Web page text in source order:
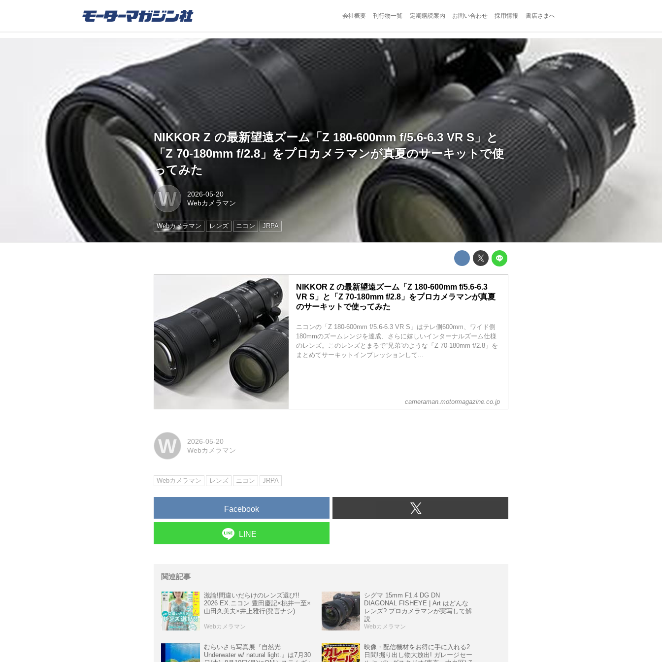
会社概要 刊行物一覧 定期購読案内 お問い合わせ 採用情報 書店さまへ
NIKKOR Z の最新望遠ズーム「Z 180-600mm f/5.6-6.3 VR S」と
「Z 70-180mm f/2.8」をプロカメラマンが真夏のサーキットで使
ってみた
W
2026-05-20
Webカメラマン
Webカメラマン レンズ ニコン JRPA
NIKKOR Z の最新望遠ズーム「Z 180-600mm f/5.6-6.3
VR S」と「Z 70-180mm f/2.8」をプロカメラマンが真夏
のサーキットで使ってみた
ニコンの「Z 180-600mm f/5.6-6.3 VR S」はテレ側600mm、ワイド側
180mmのズームレンジを達成、さらに嬉しいインターナルズーム仕様
のレンズ。このレンズとまるで“兄弟”のような「Z 70-180mm f/2.8」を
まとめてサーキットインプレッションして...
cameraman.motormagazine.co.jp
W
2026-05-20
Webカメラマン
Webカメラマン レンズ ニコン JRPA
Facebook
LINE
関連記事
激論!間違いだらけのレンズ選び!!
2026 EX.ニコン 豊田慶記×桃井一至×
山田久美夫×井上雅行(発言ナシ)
Webカメラマン
シグマ 15mm F1.4 DG DN
DIAGONAL FISHEYE | Art はどんな
レンズ? プロカメラマンが実写して解
説
Webカメラマン
むらいさち写真展『自然光
Underwater w/ natural light.』は7月30
映像・配信機材をお得に手に入れる2
日間!掘り出し物大放出! ガレージセー